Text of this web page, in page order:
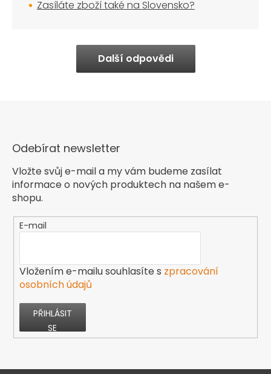
Zasíláte zboží také na Slovensko?
Další odpovědi
Odebírat newsletter
Vložte svůj e-mail a my vám budeme zasílat
informace o nových produktech na našem e-
shopu.
E-mail
Vložením e-mailu souhlasíte s zpracování
osobních údajů
PŘIHLÁSIT
SE